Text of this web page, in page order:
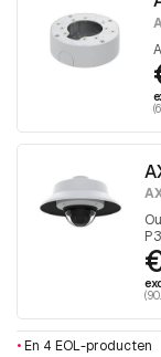
• En 4 EOL-producten